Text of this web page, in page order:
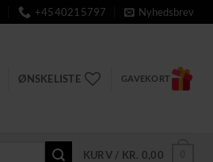
+4540215797 Nyhedsbrev
ØNSKELISTE GAVEKORT
KURV / KR. 0,00